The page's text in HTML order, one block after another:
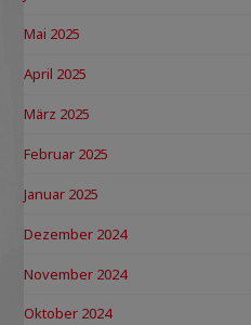
Mai 2025
April 2025
März 2025
Februar 2025
Januar 2025
Dezember 2024
November 2024
Oktober 2024